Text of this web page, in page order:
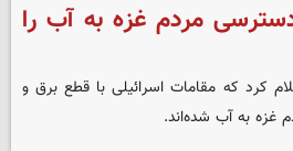
مردم غزه به آب را
کرد که مقامات اسرائیلی با قطع برق و
غزه به آب شده‌اند.